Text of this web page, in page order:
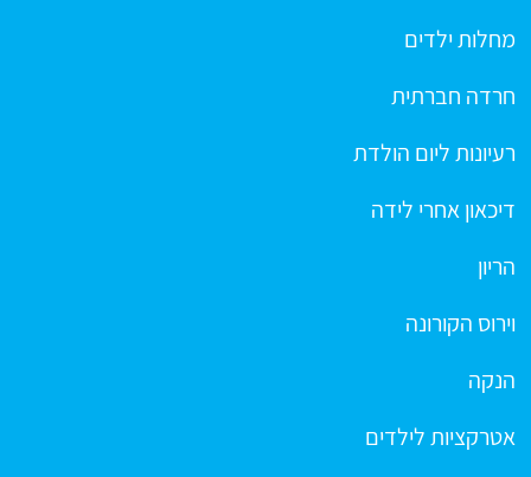
מחלות ילדים
חרדה חברתית
רעיונות ליום הולדת
דיכאון אחרי לידה
הריון
וירוס הקורונה
הנקה
אטרקציות לילדים